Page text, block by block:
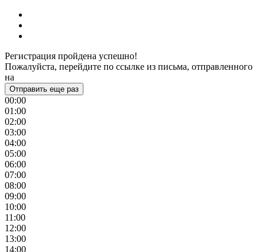
Регистрация пройдена успешно!
Пожалуйста, перейдите по ссылке из письма, отправленного
на
Отправить еще раз
00:00
01:00
02:00
03:00
04:00
05:00
06:00
07:00
08:00
09:00
10:00
11:00
12:00
13:00
14:00